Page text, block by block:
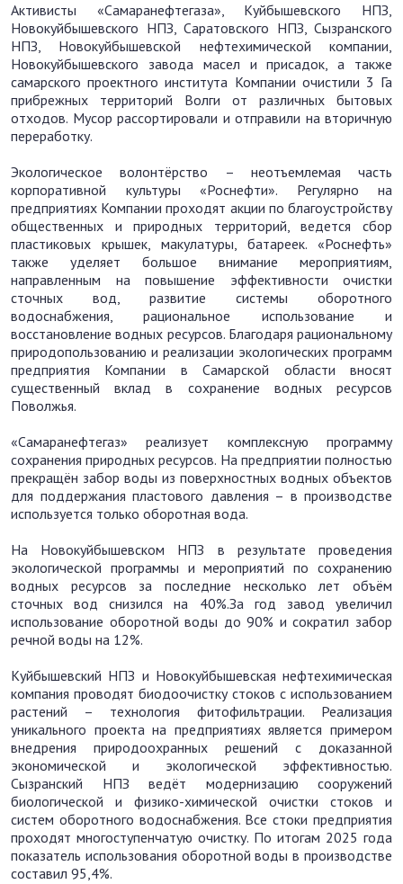
Активисты «Самаранефтегаза», Куйбышевского НПЗ,
Новокуйбышевского НПЗ, Саратовского НПЗ, Сызранского
НПЗ, Новокуйбышевской нефтехимической компании,
Новокуйбышевского завода масел и присадок, а также
самарского проектного института Компании очистили 3 Га
прибрежных территорий Волги от различных бытовых
отходов. Мусор рассортировали и отправили на вторичную
переработку.
Экологическое волонтёрство – неотъемлемая часть
корпоративной культуры «Роснефти». Регулярно на
предприятиях Компании проходят акции по благоустройству
общественных и природных территорий, ведется сбор
пластиковых крышек, макулатуры, батареек. «Роснефть»
также уделяет большое внимание мероприятиям,
направленным на повышение эффективности очистки
сточных вод, развитие системы оборотного
водоснабжения, рациональное использование и
восстановление водных ресурсов. Благодаря рациональному
природопользованию и реализации экологических программ
предприятия Компании в Самарской области вносят
существенный вклад в сохранение водных ресурсов
Поволжья.
«Самаранефтегаз» реализует комплексную программу
сохранения природных ресурсов. На предприятии полностью
прекращён забор воды из поверхностных водных объектов
для поддержания пластового давления – в производстве
используется только оборотная вода.
На Новокуйбышевском НПЗ в результате проведения
экологической программы и мероприятий по сохранению
водных ресурсов за последние несколько лет объём
сточных вод снизился на 40%.За год завод увеличил
использование оборотной воды до 90% и сократил забор
речной воды на 12%.
Куйбышевский НПЗ и Новокуйбышевская нефтехимическая
компания проводят биодоочистку стоков с использованием
растений – технология фитофильтрации. Реализация
уникального проекта на предприятиях является примером
внедрения природоохранных решений с доказанной
экономической и экологической эффективностью.
Сызранский НПЗ ведёт модернизацию сооружений
биологической и физико-химической очистки стоков и
систем оборотного водоснабжения. Все стоки предприятия
проходят многоступенчатую очистку. По итогам 2025 года
показатель использования оборотной воды в производстве
составил 95,4%.